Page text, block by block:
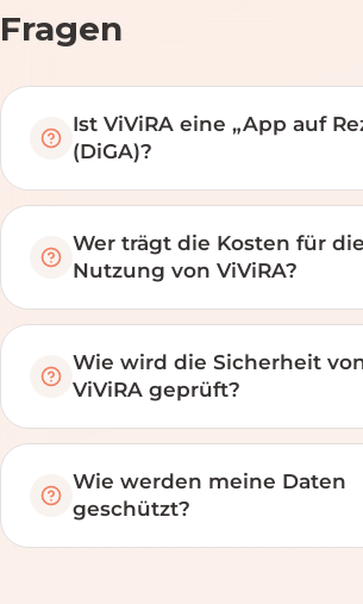
Fragen
Ist ViViRA eine „App auf
(DiGA)?
Wer trägt die Kosten für die
Nutzung von ViViRA?
Wie wird die Sicherheit
ViViRA geprüft?
Wie werden meine Daten
geschützt?